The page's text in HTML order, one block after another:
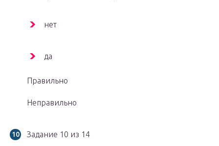
нет
да
Правильно
Неправильно
Задание 10 из 14